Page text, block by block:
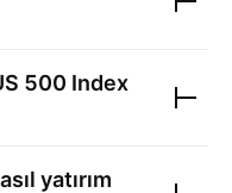
500 Index
yatırım